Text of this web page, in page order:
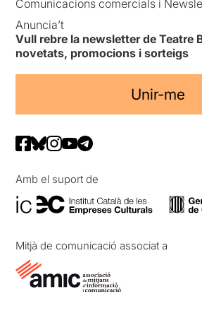
Comunicacions comercials i
Anuncia’t
Vull rebre la newsletter de Teatre
novetats, promocions i sorteigs
Unir-me
Amb el suport de
Mitjà de comunicació associat a